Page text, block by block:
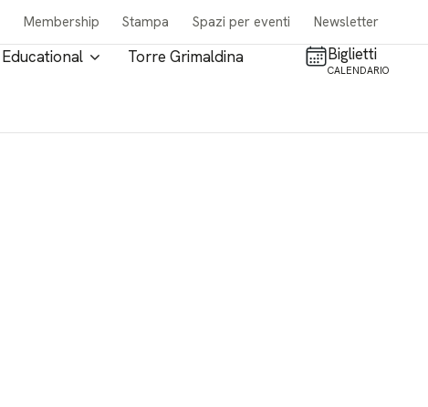
Membership Stampa Spazi per eventi Newsletter
Educational Torre Grimaldina Biglietti
CALENDARIO